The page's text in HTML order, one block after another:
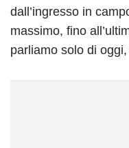
dall’ingresso in
massimo, fino
parliamo solo di